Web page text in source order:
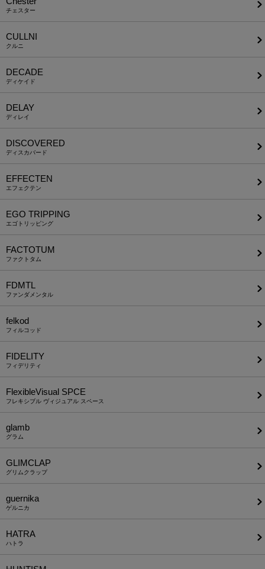
チェスター
CULLNI
クルニ
DECADE
ディケイド
DELAY
ディレイ
DISCOVERED
ディスカバード
EFFECTEN
エフェクテン
EGO TRIPPING
エゴトリッピング
FACTOTUM
ファクトタム
FDMTL
ファンダメンタル
felkod
フィルコッド
FIDELITY
フィデリティ
FlexibleVisual SPCE
フレキシブル ヴィジュアル スペース
glamb
グラム
GLIMCLAP
グリムクラップ
guernika
ゲルニカ
HATRA
ハトラ